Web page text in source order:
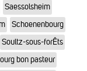
Saessolsheim
Schoenenbourg
Soultz-sous-forÊts
bon pasteur